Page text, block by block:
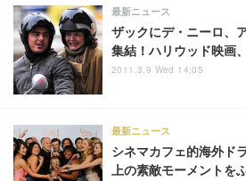
ザックにデ・ニーロ、
集結！ハリウッド映画
最新ニュース
2011.3.9 Wed 14:05
シネマカフェ的海外
上の素敵モーメントを
最新ニュース